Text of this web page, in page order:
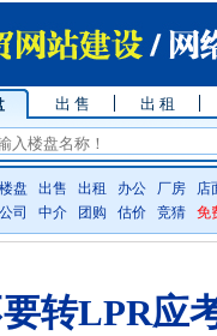
出 售 出 租
楼盘 出售 出租 办公 厂房
店
公司
中介 团购 估价 竞猜 免
转LPR应